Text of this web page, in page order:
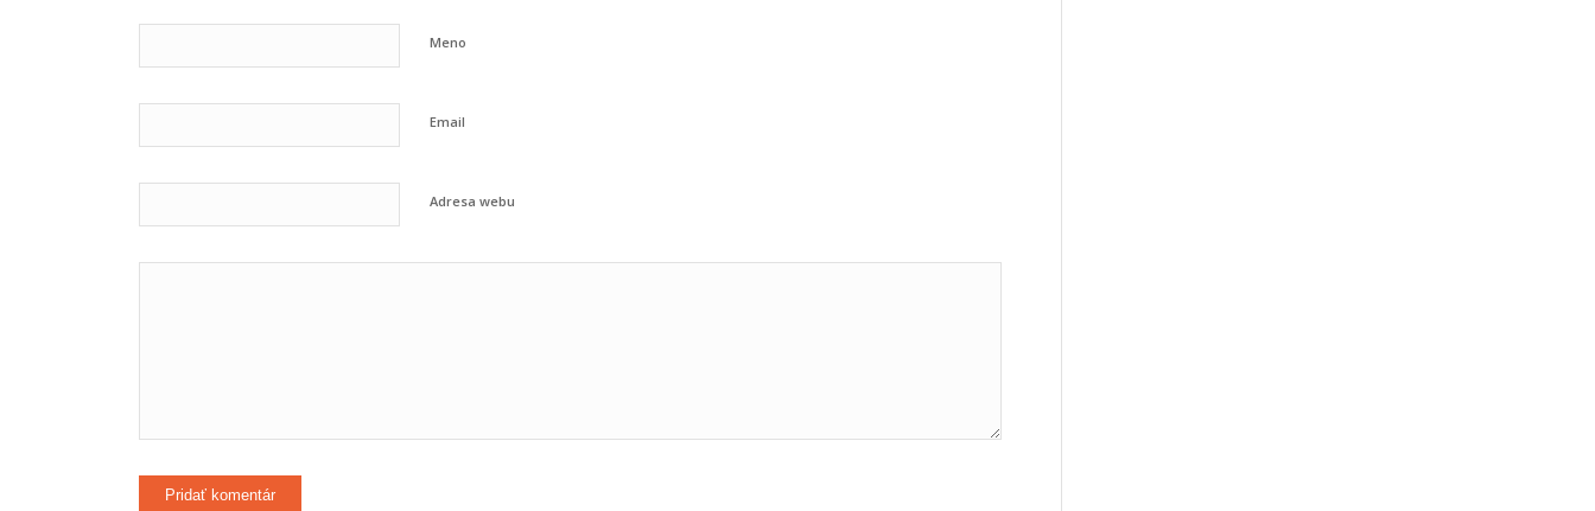
Meno
Email
Adresa webu